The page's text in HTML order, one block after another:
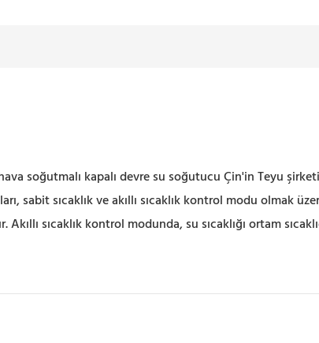
soğutmalı kapalı devre su soğutucu Çin'in Teyu
sabit sıcaklık ve akıllı sıcaklık kontrol modu olmak
Akıllı sıcaklık kontrol modunda, su sıcaklığı ortam